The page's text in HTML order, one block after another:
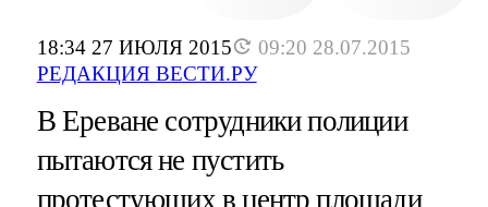
18:34 27 ИЮЛЯ 2015
09:20 28.07.2015
РЕДАКЦИЯ ВЕСТИ.РУ
В Ереване сотрудники полиции
пытаются не пустить
протестующих в центр площади